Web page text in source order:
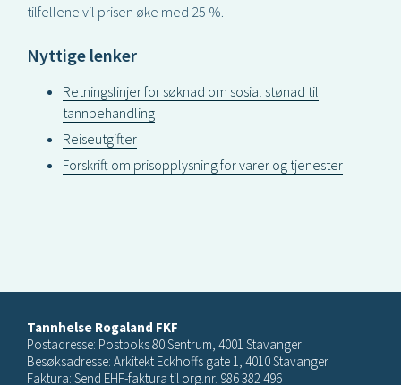
tilfellene vil prisen øke med 25 %.
Nyttige lenker
Retningslinjer for søknad om sosial stønad til
tannbehandling
Reiseutgifter
Forskrift om prisopplysning for varer og tjenester
Tannhelse Rogaland FKF
Postadresse: Postboks 80 Sentrum, 4001 Stavanger
Besøksadresse: Arkitekt Eckhoffs gate 1, 4010 Stavanger
Faktura: Send EHF-faktura til org.nr. 986 382 496